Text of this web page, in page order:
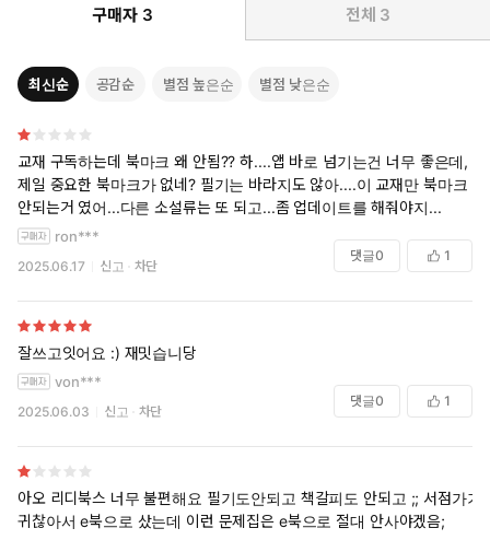
구매자 3 전체 3
최신순 공감순 별점 높은순 별점 낮은순
교재 구독하는데 북마크 왜 안됨?? 하....앱 바로 넘기는건 너무 좋은데,
제일 중요한 북마크가 없네? 필기는 바라지도 않아....이 교재만 북마크
안되는거 였어...다른 소설류는 또 되고...좀 업데이트를 해줘야지...
ron***
2025.06.17 신고 차단
댓글0 1
잘쓰고잇어요 :) 재밋습니당
von***
2025.06.03 신고 차단
댓글0 1
아오 리디북스 너무 불편해요 필기도안되고 책갈피도 안되고 ;; 서점가기
귀찮아서 e북으로 샀는데 이런 문제집은 e북으로 절대 안사야겠음;